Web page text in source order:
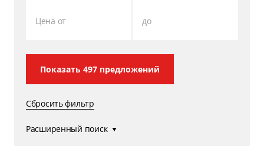
Цена от до
Показать 497 предложений
Сбросить фильтр
Расширенный поиск